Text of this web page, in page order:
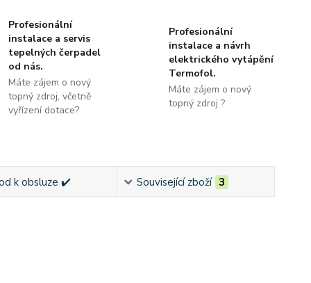
Profesionální
instalace a servis
tepelných čerpadel
od nás.
Máte zájem o nový
topný zdroj, včetně
vyřízení dotace?
Profesionální
instalace a návrh
elektrického vytápění
Termofol.
Máte zájem o nový
topný zdroj ?
k obsluze ✔️ Související zboží 3